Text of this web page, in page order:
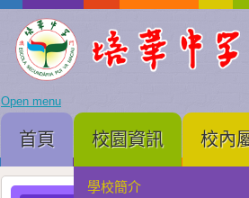
Open menu
首頁 校園資訊
學校簡介
校內